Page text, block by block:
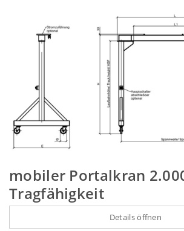
mobiler Portalkran
Tragfähigkeit
Details öffnen